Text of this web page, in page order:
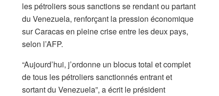
les pétroliers sous sanctions se rendant ou partant
du Venezuela, renforçant la pression économique
sur Caracas en pleine crise entre les deux pays,
selon l’AFP.
“Aujourd’hui, j’ordonne un blocus total et complet
de tous les pétroliers sanctionnés entrant et
sortant du Venezuela”, a écrit le président